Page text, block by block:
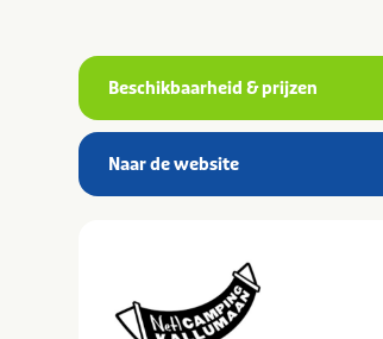
Beschikbaarheid & prijzen
Naar de website